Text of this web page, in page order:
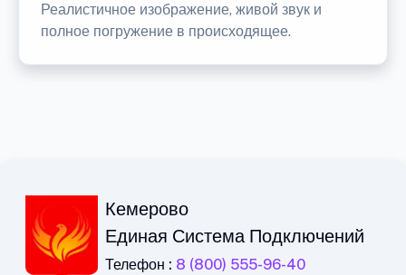
Реалистичное изображение, живой звук и
полное погружение в происходящее.
Кемерово
Единая Система Подключений
Телефон : 8 (800) 555-96-40